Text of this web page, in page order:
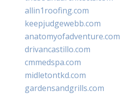
allin1roofing.com
keepjudgewebb.com
anatomyofadventure.com
drivancastillo.com
cmmedspa.com
midletontkd.com
gardensandgrills.com